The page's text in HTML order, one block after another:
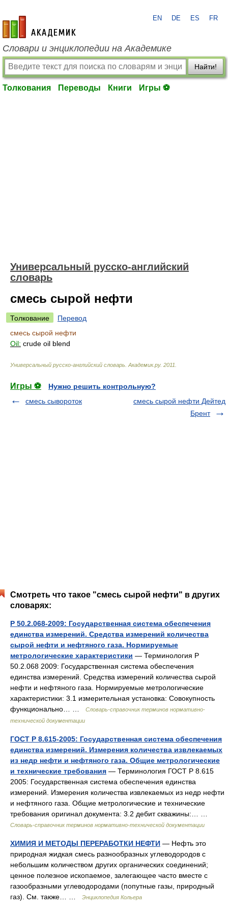
academic.ru
EN DE ES FR
Словари и энциклопедии на Академике
Найти!
Толкования Переводы Книги Игры ⚽
Универсальный русско-английский
словарь
смесь сырой нефти
Толкование
Перевод
смесь сырой нефти
Oil: crude oil blend
Универсальный русско-английский словарь Академик.ру. 2011
Игры ⚽
Нужно решить контрольную?
смесь сывороток
смесь сырой нефти Дейтед
Брент
Смотреть что такое "смесь сырой нефти" в других
словарях:
Р 50.2.068-2009: Государственная система обеспечения
единства измерений. Средства измерений количества
сырой нефти и нефтяного газа. Нормируемые
метрологические характеристики — Терминология Р
50.2.068 2009: Государственная система обеспечения
единства измерений. Средства измерений количества сырой
нефти и нефтяного газа. Нормируемые метрологические
характеристики: 3.1 измерительная установка: Совокупность
функционально… …
Словарь-справочник терминов нормативно-
технической документации
ГОСТ Р 8.615-2005: Государственная система обеспечения
единства измерений. Измерения количества извлекаемых
из недр нефти и нефтяного газа. Общие метрологические
и технические требования — Терминология ГОСТ Р 8.615
2005: Государственная система обеспечения единства
измерений. Измерения количества извлекаемых из недр нефти
и нефтяного газа. Общие метрологические и технические
требования оригинал документа: 3.2 дебит скважины:… …
Словарь-справочник терминов нормативно-технической документации
ХИМИЯ И МЕТОДЫ ПЕРЕРАБОТКИ НЕФТИ — Нефть это
природная жидкая смесь разнообразных углеводородов с
небольшим количеством других органических соединений;
ценное полезное ископаемое, залегающее часто вместе с
газообразными углеводородами (попутные газы, природный
газ). См. также… …
Энциклопедия Кольера